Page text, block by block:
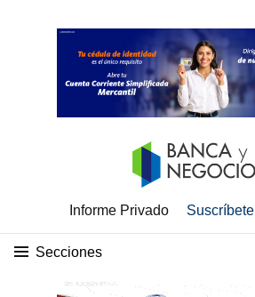
Informe Privado Suscríbete
Secciones